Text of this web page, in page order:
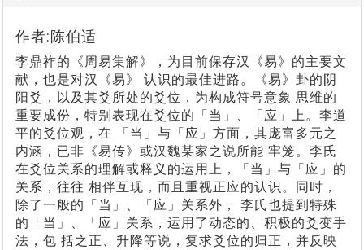
作者:陈伯适
李鼎祚的《周易集解》，为目前保存汉《易》的主要文
献，也是对汉《易》 认识的最佳进路。《易》卦的阴
阳爻，以及其爻所处的爻位，为构成符号意象 思维的
重要成份，特别表现在爻位的「当」、「应」上。李道
平的爻位观，在 「当」与「应」方面，其庞富多元之
内涵，已非《易传》或汉魏某家之说所能 牢笼。李氏
在爻位关系的理解或释义的运用上，「当」与「应」的
关系，往往 相伴互现，而且重视正应的认识。同时，
除了一般的「当」、「应」关系外， 李氏也提到特殊
的「当」、「应」关系，运用了动态的、积极的爻变手
法，包 括之正、升降等说，复求爻位的归正，并反映